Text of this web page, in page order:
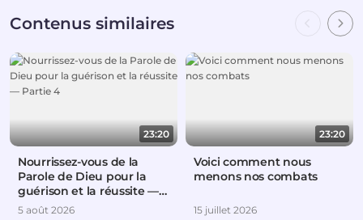
Contenus similaires
23:20
Nourrissez-vous de la
Parole de Dieu pour la
guérison et la réussite —
Partie 4
5 août 2026
23:20
Voici comment nous
menons nos combats
15 juillet 2026